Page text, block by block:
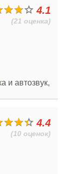
4.1
(21 оценка)
и автозвук,
4.4
(10 оценок)